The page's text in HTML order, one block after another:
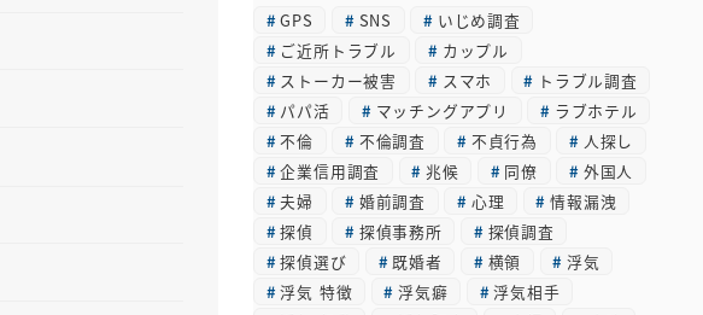
イ
ブ
GPS SNS
いじめ調査
ご近所トラブル
カップル
ストーカー被害
スマホ
トラブル調査
パパ活
マッチングアプリ
ラブホテル
不倫
不倫調査 不貞行為
人探し
企業信用調査
兆候 同僚
外国人
夫婦
婚前調査 心理
情報漏洩
探偵
探偵事務所
探偵調査
探偵選び
既婚者 横領
浮気
浮気 特徴
浮気癖
浮気相手